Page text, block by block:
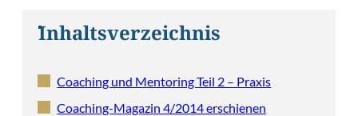
Inhaltsverzeichnis
Coaching und Mentoring Teil 2 – Praxis
Coaching-Magazin 4/2014 erschienen